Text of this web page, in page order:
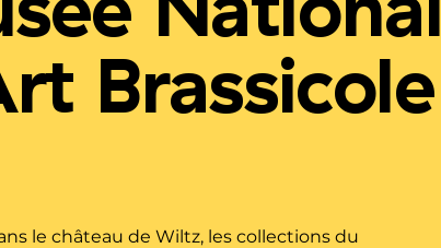
Brassicole
le château de Wiltz, les collections du